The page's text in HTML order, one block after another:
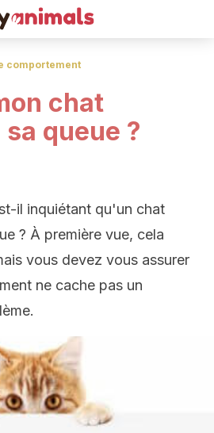
comportement
chat
queue ?
il inquiétant qu'un chat
? À première vue, cela
vous devez vous assurer
ne cache pas un